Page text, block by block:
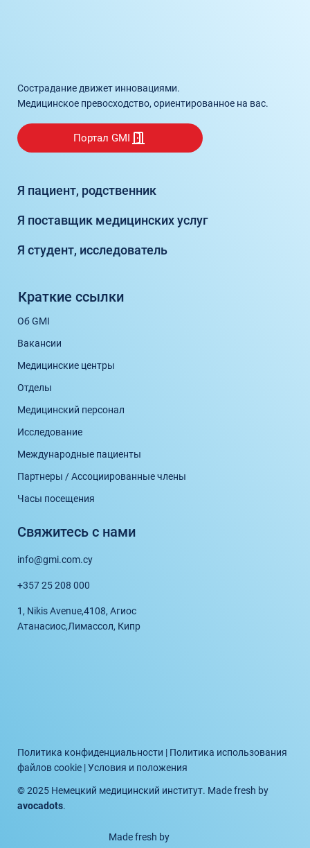
Сострадание движет инновациями.
Медицинское превосходство, ориентированное на вас.
Портал GMI
Я пациент, родственник
Я поставщик медицинских услуг
Я студент, исследователь
Краткие ссылки
Об GMI
Вакансии
Медицинские центры
Отделы
Медицинский персонал
Исследование
Международные пациенты
Партнеры / Ассоциированные члены
Часы посещения
Свяжитесь с нами
info@gmi.com.cy
+357 25 208 000
1, Nikis Avenue,4108, Агиос
Атанасиос,Лимассол, Кипр
Политика конфиденциальности | Политика использования
файлов cookie|Условия и положения
© 2025 Немецкий медицинский институт. Made fresh by
avocadots.
Made fresh by